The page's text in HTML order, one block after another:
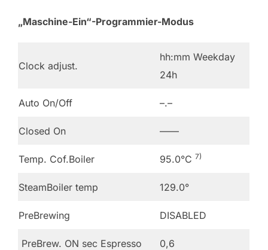
„Maschine-Ein“-Programmier-Modus
Clock adjust.
hh:mm Weekday
24h
Auto On/Off –.–
Closed On ——
Temp. Cof.Boiler 95.0°C 7)
SteamBoiler temp 129.0°
PreBrewing DISABLED
PreBrew. ON sec Espresso 0,6